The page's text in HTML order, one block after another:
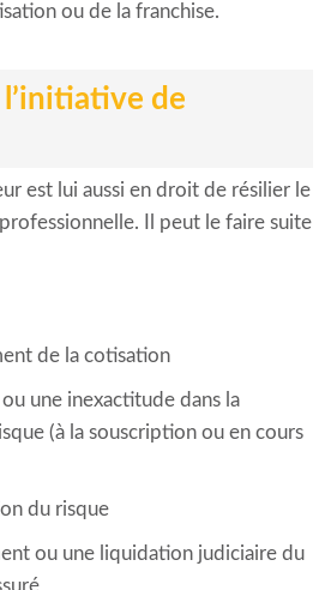
ou de la franchise.
de
est lui aussi en droit de résilier le
Il peut le faire suite
de la cotisation
une inexactitude dans la
(à la souscription ou en cours
du risque
ou une liquidation judiciaire du